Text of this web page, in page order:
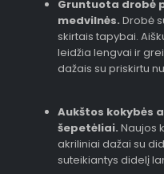
Gruntuota drobė
medvilnės. Drobė
skirtais tapybai.
leidžia lengvai ir
dažais su priskirtu
Aukštos kokybės
šepetėliai. Naujos
akriliniai dažai su
suteikiantys didelį